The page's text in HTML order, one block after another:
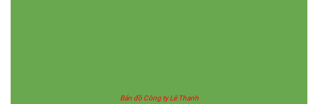
D15/26/1A, Võ Văn Vân, ấp 4B, xã
Bản đồ Công ty Lê Thanh